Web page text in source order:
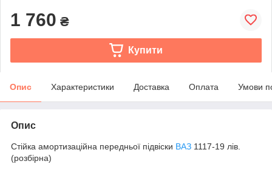
1 760 ₴
Купити
Опис Характеристики Доставка Оплата Умови
Опис
Стійка амортизаційна передньої підвіски ВАЗ 1117-19 лів.
(розбірна)